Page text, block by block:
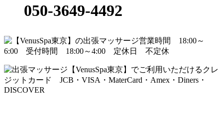
050-3649-4492